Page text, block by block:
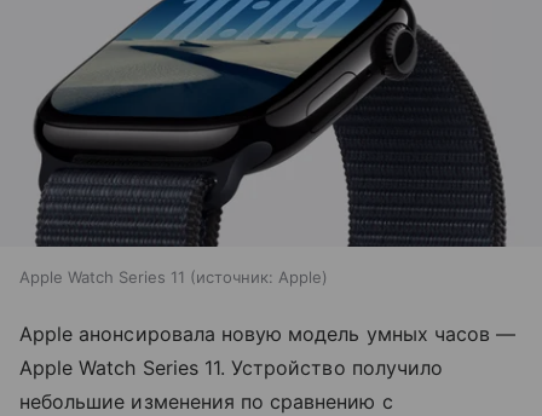
Apple Watch Series 11 источник: Apple
Apple анонсировала новую модель умных часов —
Apple Watch Series 11. Устройство получило
небольшие изменения по сравнению с